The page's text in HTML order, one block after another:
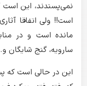
نمی‌پسندند، این است
است!! ولی اتفاقا
مانده است و در
سارویه، گنج شایگان
این در حالی است که